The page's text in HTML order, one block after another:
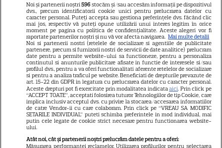
13
Tom Holland, decizie radicală
pentru noul său film! Ce
promisiune a făcut actorul
după momentele virale în care
a făcut senzație prin dans
13
SKYSHOWTIME
Scarlett Johansson și Kristin
Scott Thomas, din nou mamă
și fiică pe ecran în „My
apare filmul pe SkyShowtime
Noi și partenerii noștri596 stocăm și/sau accesăm informații pe dispozitivul
dvs., precum identificatorii cookie unici pentru prelucrarea datelor cu
caracter personal. Puteți accepta sau gestiona preferințele dvs. făcând clic
mai jos, respectiv vă puteți opune utilizării unui interes legitim în orice
moment pe pagina cu politica de confidențialitate. Aceste alegeri vor fi
raportate partenerilor noștri și nu vă vor afecta navigarea. Mai multe detalii
Noi si partenerii nostri (retelele de socializare si agentiile de publicitate
partenere, precum si furnizorii nostri de servicii de date analitice) prelucram
date pentru a permite website-ului sa functioneze, pentru a personaliza
continutul si anunturile publicitare afisate in functie de interesele si/sau
profilul dvs., pentru a va oferi functionalitati aferente retelelor de socializare
si pentru a analiza traficul pe website. Beneficiati de drepturile prevazute de
art. 15-22 din GDPR in legatura cu prelucrarea datelor cu caracter personal.
Aceste drepturi pot fi exercitate prin modalitatea indicataaici. Prin click pe
“ACCEPT TOATE”, acceptati folosirea tuturor Tehnologiilor de tip Cookie, care
implica inclusiv acceptul dvs. cu privire la stocarea/accesarea informatiilor
de catre Vendor-ii cu care colaboram. Prin click pe “VREAU SA MODIFIC
SETARILE INDIVIDUAL” puteti schimba preferintele in mod individual, mai
putin cele legate de cookie strict necesare pentru functionarea website-
ului.
Atât noi, cât și partenerii noștri prelucrăm datele pentru a oferi:
Măsurarea performanței reclamelor. Utilizarea profilurilor pentru selectarea